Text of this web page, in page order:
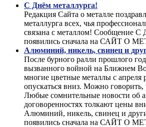
С Днём металлурга!
Редакция Сайта о металле
металлурга всех, чья
связана с металлом! Сообщение С
появились сначала на САЙТ О
Алюминий, никель, свинец и
После бурного ралли прошлого
вызванного войной на Ближнем
многие цветные металлы с апреля
опускаться вниз. Можно говорить,
Любые сомнительные новости об
договоренностях толкают цены
Алюминий, никель, свинец и
появились сначала на САЙТ О